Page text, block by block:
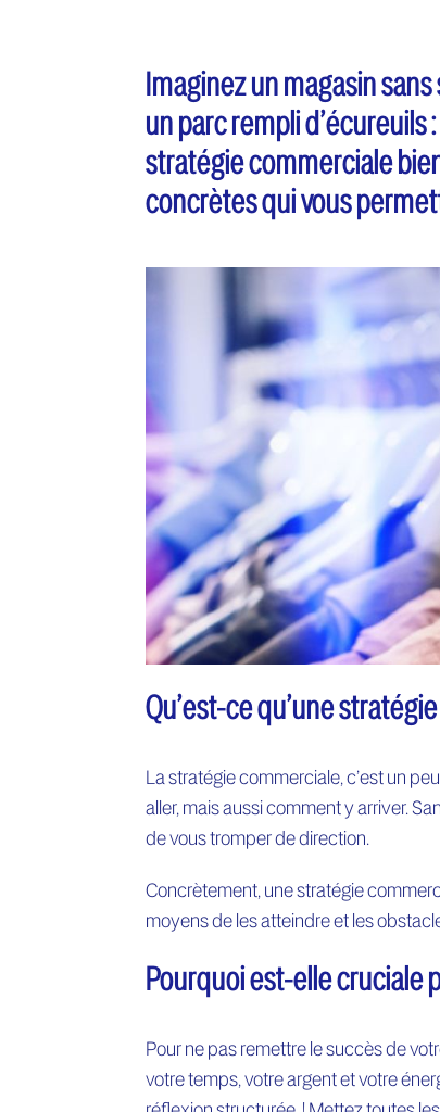
Imaginez un magasin
un parc rempli d’écureuils
stratégie commerciale
concrètes qui vous
Qu’est-ce qu’une
La stratégie commerciale, c’est un
aller, mais aussi comment y arriver.
de vous tromper de direction.
Concrètement, une stratégie
moyens de les atteindre et les
Pourquoi est-elle cruciale
Pour ne pas remettre le succès de
votre temps, votre argent et votre